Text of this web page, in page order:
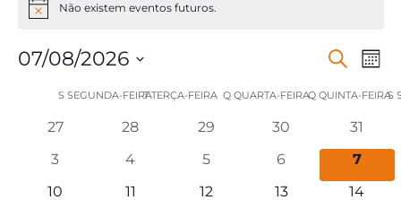
Aviso Não existem eventos futuros.
de
pesquisa
e
Pesquisar
de
Mês
07/08/2026
data.
Calendário
Eventos
S SEGUNDA-FEIRA
TTERÇA-FEIRA QQUARTA-FEIRAQQUINTA-FEIRAS
0
27
0
28
0
29
0
eventos
30
0
31
0
3
0
4
0
5
0
eventos
6
0
7
0
10
0
11
0
12
0
13
0
14